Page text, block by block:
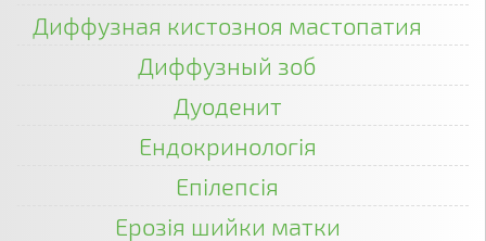
Диффузная кистозноя мастопатия
Диффузный зоб
Дуоденит
Ендокринологія
Епілепсія
Ерозія шийки матки